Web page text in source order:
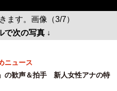
ます。画像（3/7）
で次の写真 ↓
ニュース
の歓声＆拍手 新人女性アナの特